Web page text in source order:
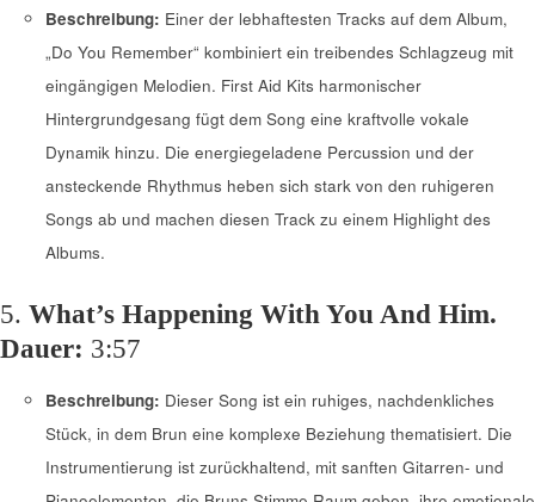
Beschreibung: Einer der lebhaftesten Tracks auf dem Album,
„Do You Remember“ kombiniert ein treibendes Schlagzeug mit
eingängigen Melodien. First Aid Kits harmonischer
Hintergrundgesang fügt dem Song eine kraftvolle vokale
Dynamik hinzu. Die energiegeladene Percussion und der
ansteckende Rhythmus heben sich stark von den ruhigeren
Songs ab und machen diesen Track zu einem Highlight des
Albums.
5. What’s Happening With You And Him.
Dauer: 3:57
Beschreibung: Dieser Song ist ein ruhiges, nachdenkliches
Stück, in dem Brun eine komplexe Beziehung thematisiert. Die
Instrumentierung ist zurückhaltend, mit sanften Gitarren- und